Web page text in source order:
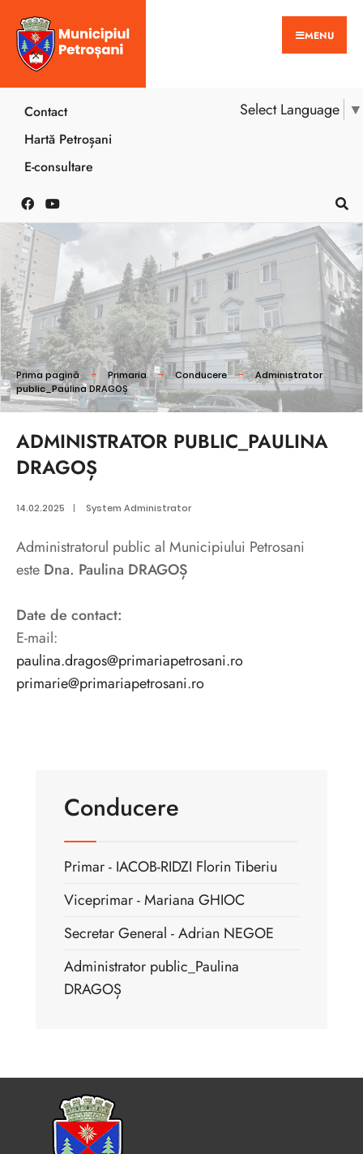
MENU
Select Language ▼
Contact
Hartă Petroșani
E-consultare
Prima pagină Primaria Conducere
Administrator
public_Paulina DRAGOȘ
ADMINISTRATOR PUBLIC_PAULINA
DRAGOȘ
14.02.2025 | System Administrator
Administratorul public al Municipiului Petrosani
este Dna. Paulina DRAGOȘ
Date de contact:
E-mail:
paulina.dragos@primariapetrosani.ro
primarie@primariapetrosani.ro
Conducere
Primar - IACOB-RIDZI Florin Tiberiu
Viceprimar - Mariana GHIOC
Secretar General - Adrian NEGOE
Administrator public_Paulina
DRAGOȘ